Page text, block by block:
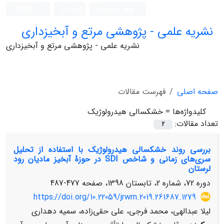
نشریه علمی - پژوهشی مرتع و آبخیزداری
نشریه علمی - پژوهشی مرتع و آبخیزداری
صفحه اصلی
فهرست مقالات
کلیدواژه‌ها = خشکسالی هیدرولوژیک
تعداد مقالات:
2
بررسی روند خشکسالی هیدرولوژیک با استفاده از تحلیل
سری‌های زمانی و شاخص SDI در حوزۀ آبخیز مادیان رود
لرستان
دوره 72، شماره 2، تابستان 1398، صفحه
477-487
https://doi.org/10.22059/jrwm.2019.261687.1279
لیلا عبدالهی، محمد فرجی، علی حقی‌زاده، سمیه دهداری